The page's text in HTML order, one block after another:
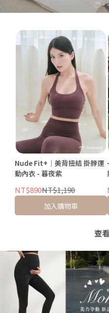
Nude Fit+｜美背扭結 掛脖運
動內衣 - 暮夜紫
NT$890NT$1,190
加入購物車
查